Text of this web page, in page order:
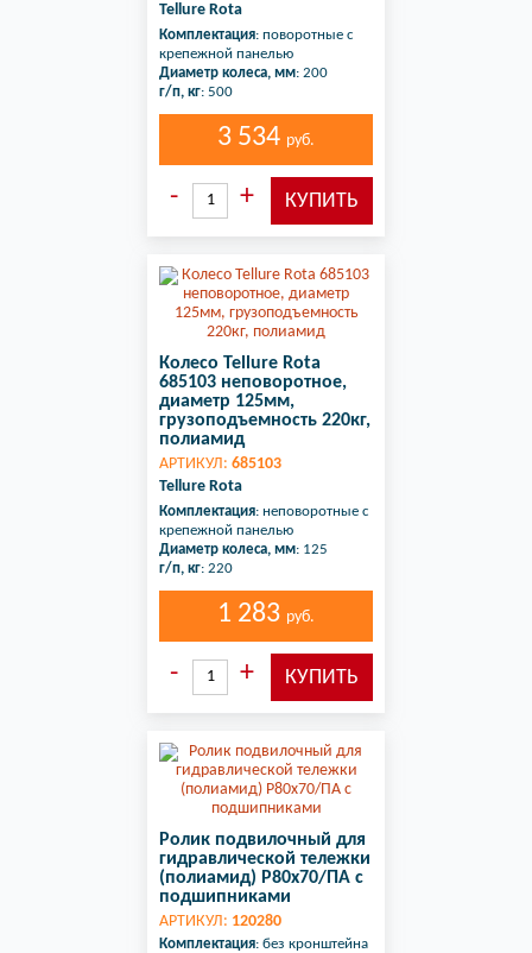
Tellure Rota
Комплектация: поворотные с
крепежной панелью
Диаметр колеса, мм: 200
г/п, кг: 500
3 534 руб.
Колесо Tellure Rota
685103 неповоротное,
диаметр 125мм,
грузоподъемность 220кг,
полиамид
АРТИКУЛ: 685103
Tellure Rota
Комплектация: неповоротные с
крепежной панелью
Диаметр колеса, мм: 125
г/п, кг: 220
1 283 руб.
Ролик подвилочный для
гидравлической тележки
(полиамид) P80х70/ПА с
подшипниками
АРТИКУЛ: 120280
Комплектация: без кронштейна